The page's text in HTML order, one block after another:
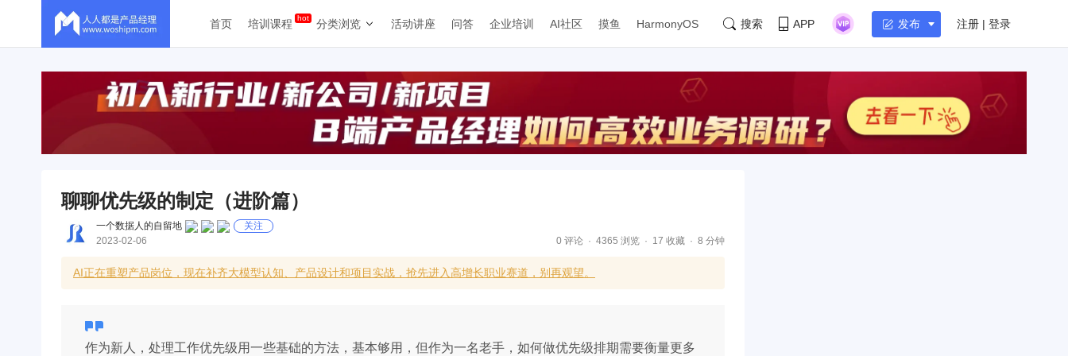
首页 培训课程 分类浏览 活动讲座 问答 企业培训 AI社区 摸鱼 HarmonyOS 搜索 APP 发布 注册 | 登录
聊聊优先级的制定（进阶篇）
一个数据人的自留地
关注
2023-02-06
0 评论 4365 浏览 17 收藏 8 分钟
AI正在重塑产品岗位，现在补齐大模型认知、产品设计和项目实战，抢先进入高增长职业赛道，别再观望。
作为新人，处理工作优先级用一些基础的方法，基本够用，但作为一名老手，如何做优先级排期需要衡量更多